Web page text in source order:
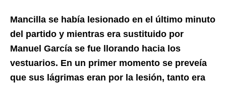
Mancilla se había lesionado en el último minuto
del partido y mientras era sustituido por
Manuel García se fue llorando hacia los
vestuarios. En un primer momento se preveía
que sus lágrimas eran por la lesión, tanto era